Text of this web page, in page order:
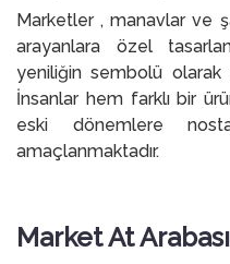
Marketler , manavlar ve
arayanlara özel
yeniliğin sembolü olarak
İnsanlar hem farklı bir
eski dönemlere
amaçlanmaktadır.
Market At